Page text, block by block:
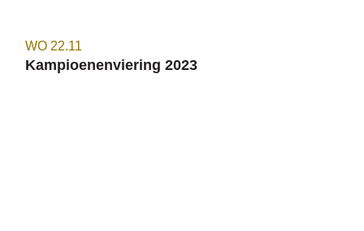
WO 22.11
Kampioenenviering 2023